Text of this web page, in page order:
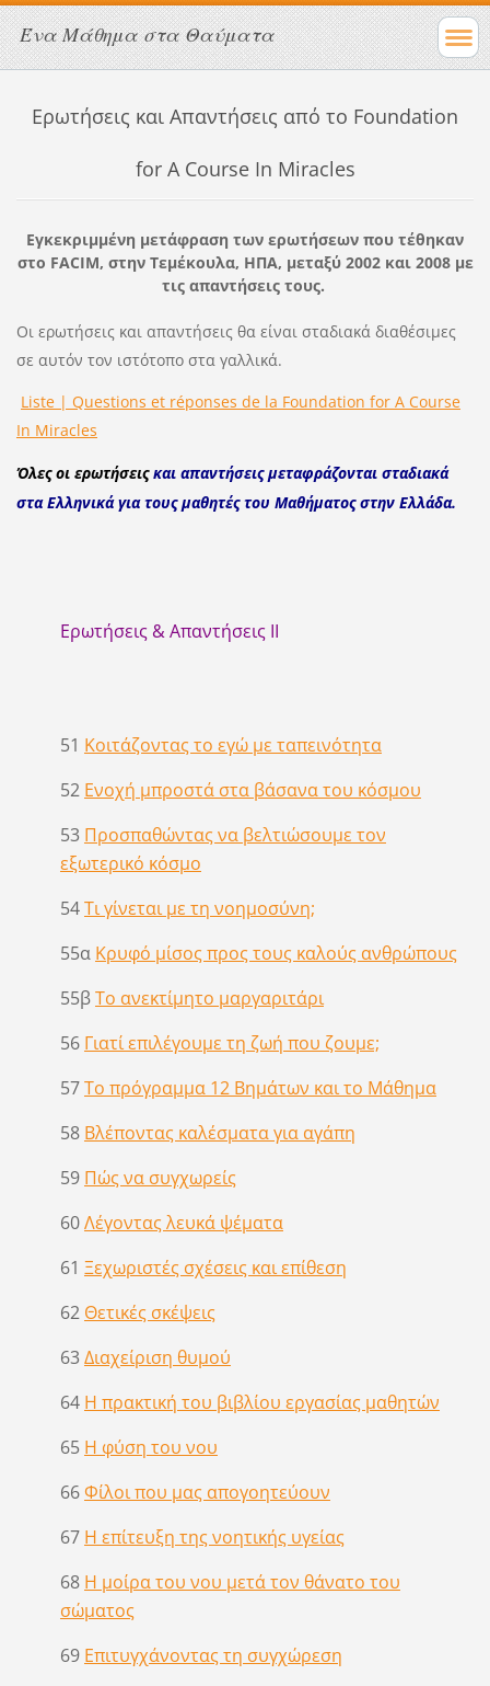
Ένα Μάθημα στα Θαύματα
Ερωτήσεις και Απαντήσεις από το Foundation
for A Course In Miracles
Εγκεκριμμένη μετάφραση των ερωτήσεων που τέθηκαν
στο FACIM, στην Τεμέκουλα, ΗΠΑ, μεταξύ 2002 και 2008 με
τις απαντήσεις τους.
Οι ερωτήσεις και απαντήσεις θα είναι σταδιακά διαθέσιμες
σε αυτόν τον ιστότοπο στα γαλλικά.
Liste | Questions et réponses de la Foundation for A Course
In Miracles
Όλες οι ερωτήσειςκαι απαντήσειςμεταφράζονται σταδιακά
στα Ελληνικά για τους μαθητέςτου Μαθήματος στην Ελλάδα.
Ερωτήσεις & Απαντήσεις ΙΙ
51 Κοιτάζοντας το εγώ με ταπεινότητα
52 Ενοχή μπροστά στα βάσανα του κόσμου
53 Προσπαθώντας να βελτιώσουμε τον
εξωτερικό κόσμο
54Τι γίνεται με τη νοημοσύνη;
55α Κρυφό μίσος προς τους καλούς ανθρώπους
55βΤο ανεκτίμητο μαργαριτάρι
56 Γιατί επιλέγουμε τη ζωή που ζουμε;
57Το πρόγραμμα 12 Βημάτων και το Μάθημα
58 Βλέποντας καλέσματα για αγάπη
59 Πώς να συγχωρείς
60Λέγοντας λευκά ψέματα
61 Ξεχωριστές σχέσεις και επίθεση
62 Θετικές σκέψεις
63Διαχείριση θυμού
64 Η πρακτική του βιβλίου εργασίας μαθητών
65 Η φύση του νου
66Φίλοι που μας απογοητεύουν
67 Η επίτευξη της νοητικής υγείας
68 Η μοίρα του νου μετά τον θάνατο του
σώματος
69 Επιτυγχάνοντας τη συγχώρεση